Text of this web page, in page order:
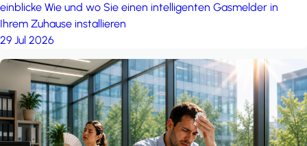
einblicke Wie und wo Sie einen intelligenten Gasmelder in
Ihrem Zuhause installieren
29 Jul 2026